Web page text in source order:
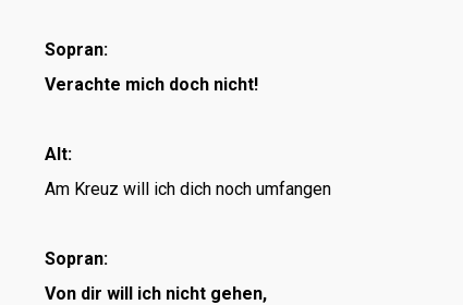
Sopran:
Verachte mich doch nicht!
Alt:
Am Kreuz will ich dich noch umfangen
Sopran:
Von dir will ich nicht gehen,